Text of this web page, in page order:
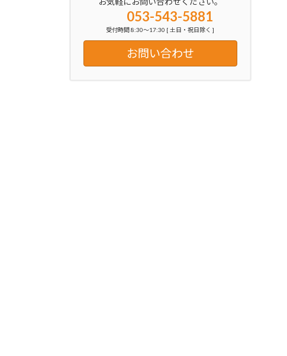
053-543-5881
受付時間 8:30～17:30 [ 土日・祝日除く ]
お問い合わせ